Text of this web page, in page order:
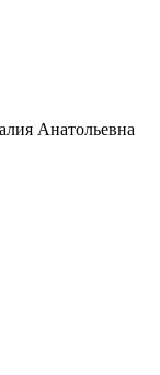
Анатольевна